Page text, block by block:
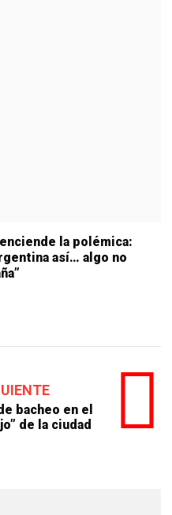
la polémica:
así… algo no
bacheo en el
de la ciudad